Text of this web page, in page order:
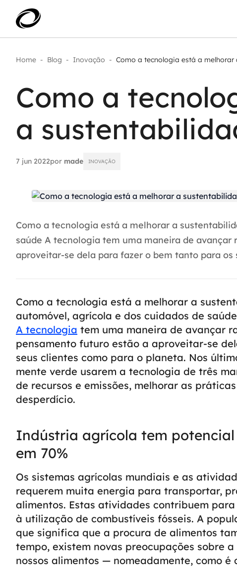
Aplicar IA com impacto real
Modernização de aplicações
Sustentar operações com
Escalar com segurança
IA
Home - Blog - Inovação - Como a tecnologia está a melhorar
Como a
a
7 jun 2022por made INOVAÇÃO
Como a tecnologia está a melhorar a
saúde A tecnologia tem uma maneira de
aproveitar-se dela para fazer o bem tanto para os
Como a tecnologia está a melhorar a
automóvel, agrícola e dos cuidados de saúde
A tecnologia tem uma maneira de avançar
pensamento futuro estão a aproveitar-se
seus clientes como para o planeta. Nos
mente verde usarem a tecnologia de três
de recursos e emissões, melhorar as
desperdício.
Indústria agrícola tem
em 70%
Os sistemas agrícolas mundiais e as
requerem muita energia para transportar,
alimentos. Estas atividades contribuem
à utilização de combustíveis fósseis. A
que significa que a procura de alimentos
tempo, existem novas preocupações sobre
nossos alimentos — nomeadamente, como